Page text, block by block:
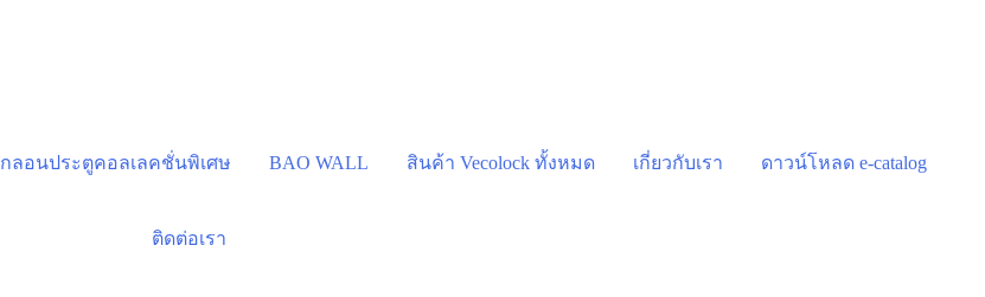
กลอนประตูคอลเลคชั่นพิเศษ BAO WALL สินค้า Vecolock ทั้งหมด เกี่ยวกับเรา ดาวน์โหลด e-catalog
ติดต่อเรา